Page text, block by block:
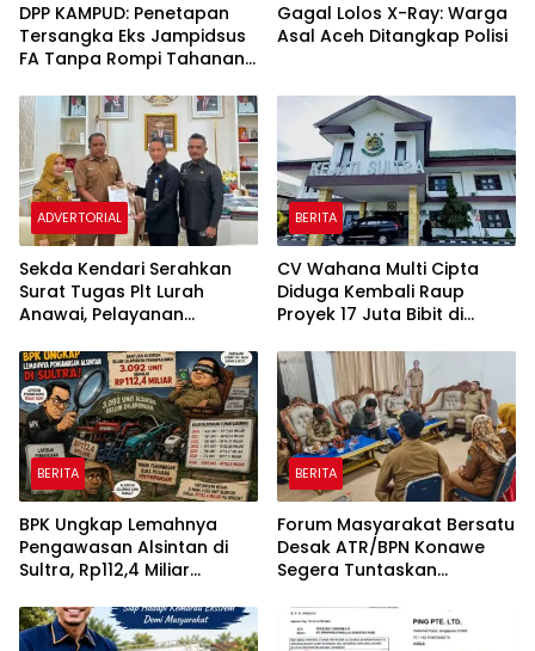
DPP KAMPUD: Penetapan
Tersangka Eks Jampidsus
FA Tanpa Rompi Tahanan
Khusus
Gagal Lolos X-Ray: Warga
Asal Aceh Ditangkap Polisi
ADVERTORIAL
Sekda Kendari Serahkan
Surat Tugas Plt Lurah
Anawai, Pelayanan
Tetap Berjalan
BERITA
CV Wahana Multi Cipta
Diduga Kembali Raup
Proyek 17 Juta Bibit di
Kasus Rp26 Miliar,
Kasipenkum: Kami
Menunggu P21 dari Polda
Sultra
BERITA
BPK Ungkap Lemahnya
Pengawasan Alsintan di
Sultra, Rp112,4 Miliar
Pemanfaatannya
BERITA
Forum Masyarakat Bersatu
Desak ATR/BPN Konawe
Segera Tuntaskan
Olu Onua, Beri Tenggat
Waktu 2×24 Jam